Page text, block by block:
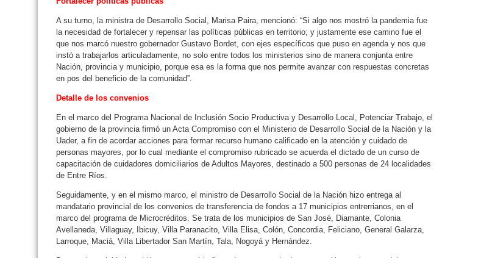
A su turno, la ministra de Desarrollo Social, Marisa Paira, mencionó: “Si algo nos mostró la pandemia fue
la necesidad de fortalecer y repensar las políticas públicas en territorio; y justamente ese camino fue el
que nos marcó nuestro gobernador Gustavo Bordet, con ejes específicos que puso en agenda y nos que
instó a trabajarlos articuladamente, no solo entre todos los ministerios sino de manera conjunta entre
Nación, provincia y municipio, porque esa es la forma que nos permite avanzar con respuestas concretas
en pos del beneficio de la comunidad”.
Detalle de los convenios
En el marco del Programa Nacional de Inclusión Socio Productiva y Desarrollo Local, Potenciar Trabajo, el
gobierno de la provincia firmó un Acta Compromiso con el Ministerio de Desarrollo Social de la Nación y la
Uader, a fin de acordar acciones para formar recurso humano calificado en la atención y cuidado de
personas mayores, por lo cual mediante el compromiso rubricado se acuerda el dictado de un curso de
capacitación de cuidadores domiciliarios de Adultos Mayores, destinado a 500 personas de 24 localidades
de Entre Ríos.
Seguidamente, y en el mismo marco, el ministro de Desarrollo Social de la Nación hizo entrega al
mandatario provincial de los convenios de transferencia de fondos a 17 municipios entrerrianos, en el
marco del programa de Microcréditos. Se trata de los municipios de San José, Diamante, Colonia
Avellaneda, Villaguay, Ibicuy, Villa Paranacito, Villa Elisa, Colón, Concordia, Feliciano, General Galarza,
Larroque, Maciá, Villa Libertador San Martín, Tala, Nogoyá y Hernández.